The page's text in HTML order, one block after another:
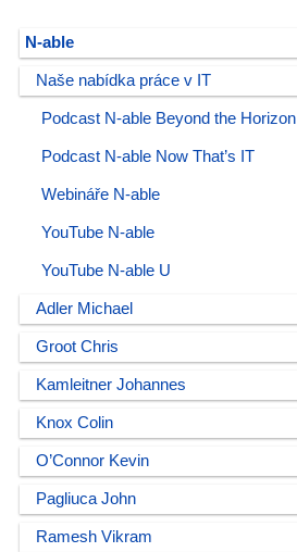
N-able
Naše nabídka práce v IT
Podcast N-able Beyond the Horizon
Podcast N-able Now That’s IT
Webináře N-able
YouTube N-able
YouTube N-able U
Adler Michael
Groot Chris
Kamleitner Johannes
Knox Colin
O’Connor Kevin
Pagliuca John
Ramesh Vikram